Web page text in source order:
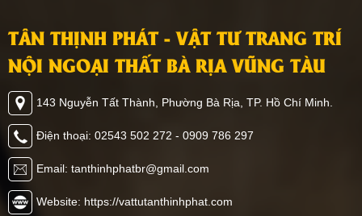
TÂN THỊNH PHÁT - VẬT TƯ TRANG TRÍ
NỘI NGOẠI THẤT BÀ RỊA VŨNG TÀU
143 Nguyễn Tất Thành, Phường Bà Rịa, TP. Hồ Chí Minh.
Điện thoại: 02543 502 272 - 0909 786 297
Email: tanthinhphatbr@gmail.com
Website: https://vattutanthinhphat.com